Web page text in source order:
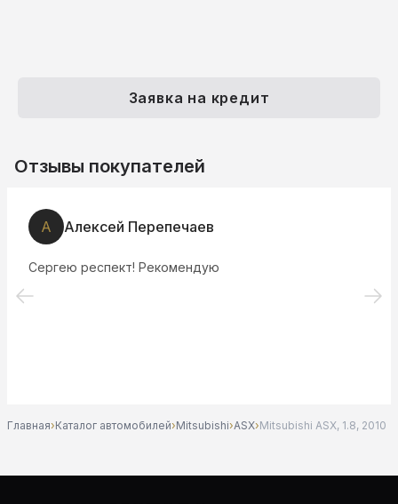
Заявка на кредит
Отзывы покупателей
А Алексей Перепечаев
Сергею респект! Рекомендую
Главная›Каталог автомобилей›Mitsubishi›ASX›Mitsubishi ASX, 1.8, 2010